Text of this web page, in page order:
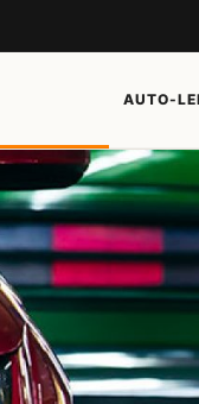
AUTO-